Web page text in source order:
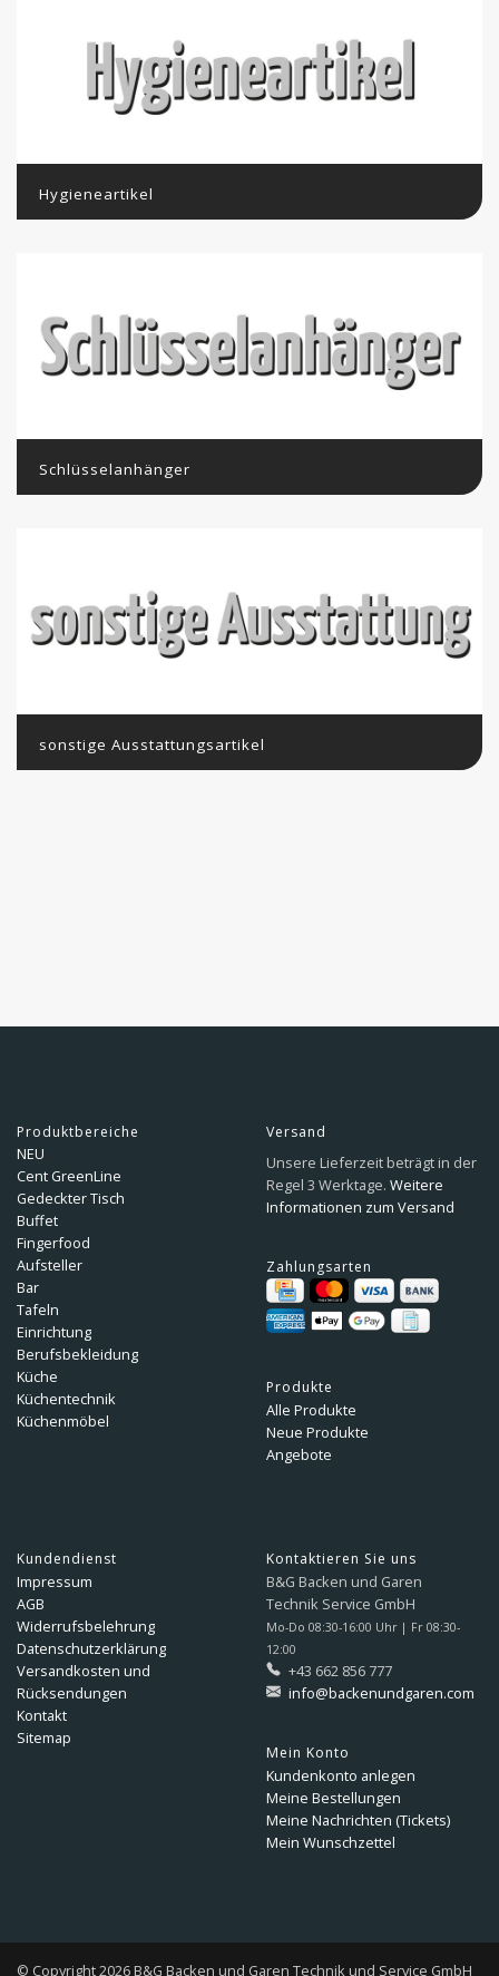
Hygieneartikel
Schlüsselanhänger
sonstige Ausstattungsartikel
Produktbereiche
NEU
Cent GreenLine
Gedeckter Tisch
Buffet
Fingerfood
Aufsteller
Bar
Tafeln
Einrichtung
Berufsbekleidung
Küche
Küchentechnik
Küchenmöbel
Versand
Unsere Lieferzeit beträgt in der
Regel 3 Werktage. Weitere
Informationen zum Versand
Zahlungsarten
Produkte
Alle Produkte
Neue Produkte
Angebote
Kundendienst
Impressum
AGB
Widerrufsbelehrung
Datenschutzerklärung
Versandkosten und
Rücksendungen
Kontakt
Sitemap
Kontaktieren Sie uns
B&G Backen und Garen
Technik Service GmbH
Mo-Do 08:30-16:00 Uhr | Fr 08:30-
12:00
+43 662 856 777
info@backenundgaren.com
Mein Konto
Kundenkonto anlegen
Meine Bestellungen
Meine Nachrichten (Tickets)
Mein Wunschzettel
© Copyright 2026 B&G Backen und Garen Technik und Service GmbH